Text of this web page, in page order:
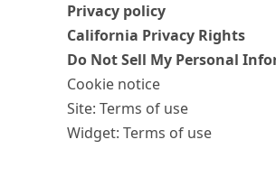
Privacy policy
California Privacy Rights
Do Not Sell My Personal
Cookie notice
Site: Terms of use
Widget: Terms of use